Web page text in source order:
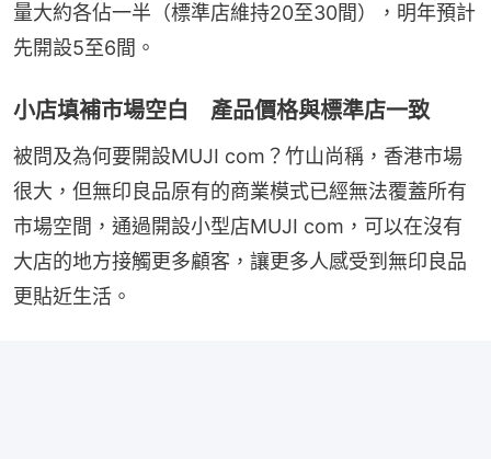
量大約各佔一半（標準店維持20至30間），明年預計
先開設5至6間。
小店填補市場空白 產品價格與標準店一致
被問及為何要開設MUJI com？竹山尚稱，香港市場
很大，但無印良品原有的商業模式已經無法覆蓋所有
市場空間，通過開設小型店MUJI com，可以在沒有
大店的地方接觸更多顧客，讓更多人感受到無印良品
更貼近生活。